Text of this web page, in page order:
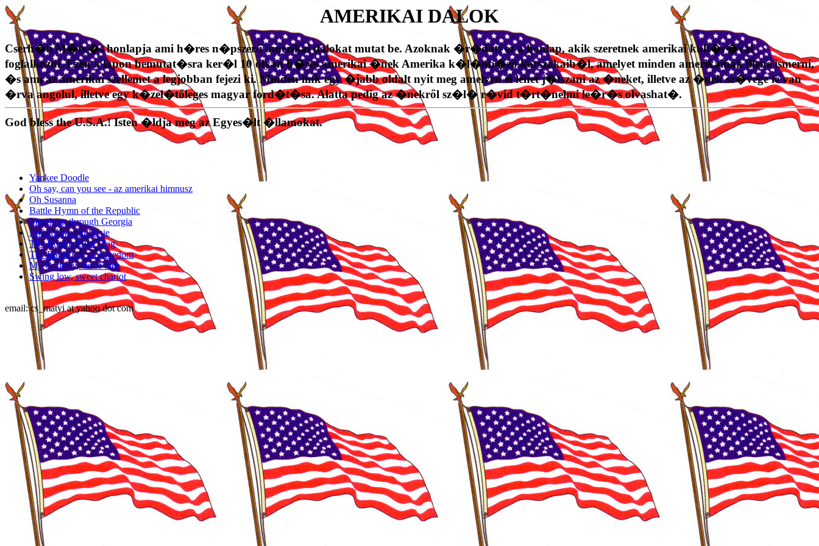
AMERIKAI DALOK
Cserh�ti M�ty�s honlapja ami h�res n�pszerű amerikai dalokat mutat be. Azoknak �r�dott ez a honlap, akik szeretnek amerikai kult�r�val
foglalkozni. Ezen a lapon bemutat�sra ker�l 10 olyan h�res amerikai �nek Amerika k�l�nb�ző korszakaib�l, amelyet minden amerikainak illene ismerni,
�s ami az amerikai szellemet a legjobban fejezi ki. Minden link egy �jabb oldalt nyit meg amelyen el lehet j�tszani az �neket, illetve az �nek sz�vege le van
�rva angolul, illetve egy k�zel�tőleges magyar ford�t�sa. Alatta pedig az �nekről sz�l� r�vid t�rt�nelmi le�r�s olvashat�.
God bless the U.S.A.! Isten �ldja meg az Egyes�lt �llamokat.
Yankee Doodle
Oh say, can you see - az amerikai himnusz
Oh Susanna
Battle Hymn of the Republic
Marching through Georgia
I wish I was in Dixie
The Bonnie Blue Flag
The Battle Cry of Freedom
My Country, 'tis of thee
Swing low, sweet chariot
email: cs_matyi at yahoo dot com